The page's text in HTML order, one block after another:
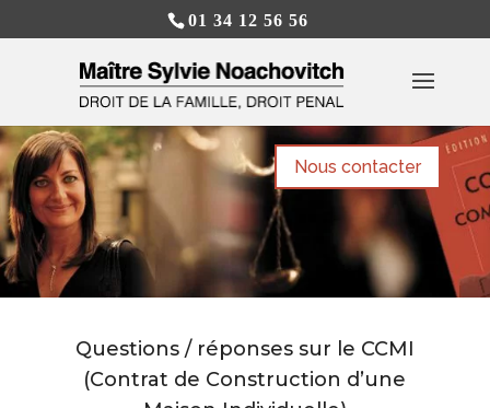
01 34 12 56 56
Nous contacter
Questions / réponses sur le CCMI
(Contrat de Construction d’une